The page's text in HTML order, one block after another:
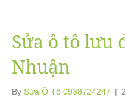
Sửa ô tô lưu
Nhuận
By Sửa Ô Tô 0938724247 |